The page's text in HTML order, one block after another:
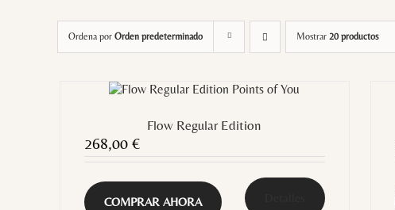
Ordena por Orden predeterminado Mostrar 20 productos
Flow Regular Edition
268,00 €
COMPRAR AHORA